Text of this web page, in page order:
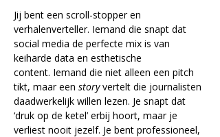
Jij bent een scroll-stopper en
verhalenverteller. Iemand die snapt dat
social media de perfecte mix is van
keiharde data en esthetische
content. Iemand die niet alleen een pitch
tikt, maar een story vertelt die journalisten
daadwerkelijk willen lezen. Je snapt dat
‘druk op de ketel’ erbij hoort, maar je
verliest nooit jezelf. Je bent professioneel,